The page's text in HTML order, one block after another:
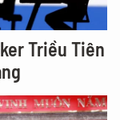
Triều Tiên